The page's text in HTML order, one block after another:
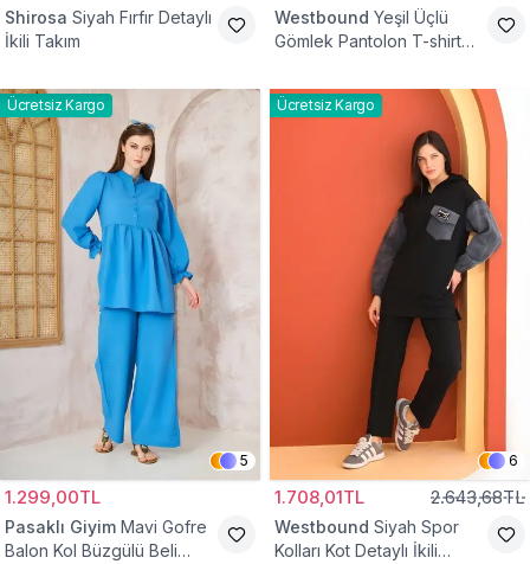
Shirosa Siyah Fırfır Detaylı
İkili Takım
Westbound Yeşil Üçlü
Gömlek Pantolon T-shirt
Ücretsiz Kargo
5
1.299,00TL
Pasaklı Giyim Mavi Gofre
Balon Kol Büzgülü Beli
Ücretsiz Kargo
6
1.708,01TL 2.643,68TL
Westbound Siyah Spor
Kolları Kot Detaylı İkili